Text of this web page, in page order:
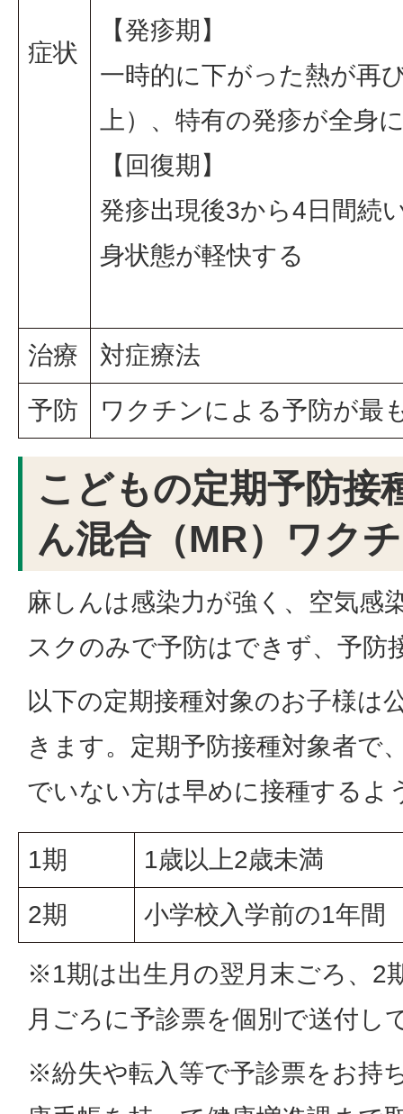
症状
【発疹期】
一時的に下がった熱が再
上）、特有の発疹が全身
【回復期】
発疹出現後3から4日間続
身状態が軽快する
治療
対症療法
予防
ワクチンによる予防が最
こどもの定期予防接
ん混合（MR）ワク
麻しんは感染力が強く、空気感
スクのみで予防はできず、予防
以下の定期接種対象のお子様は
きます。定期予防接種対象者で
でいない方は早めに接種するよ
1期
1歳以上2歳未満
2期
小学校入学前の1年間
※1期は出生月の翌月末ごろ、2
月ごろに予診票を個別で送付し
※紛失や転入等で予診票をお持